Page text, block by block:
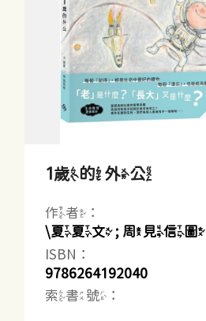
1歲的外公
作者：
\夏夏文 ; 周見信圖
ISBN：
9786264192040
索書號：